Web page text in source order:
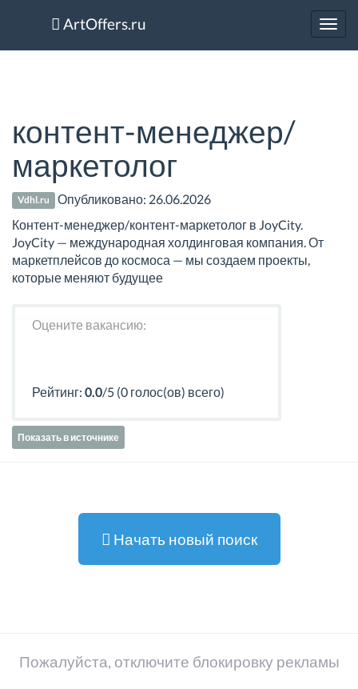
ArtOffers.ru
контент-менеджер/
маркетолог
Vdhl.ru Опубликовано: 26.06.2026
Контент-менеджер/контент-маркетолог в JoyCity.
JoyCity — международная холдинговая компания. От
маркетплейсов до космоса — мы создаем проекты,
которые меняют будущее
Оцените вакансию:
Рейтинг: 0.0/5 (0 голос(ов) всего)
Показать в источнике
Начать новый поиск
Пожалуйста, отключите блокировку рекламы